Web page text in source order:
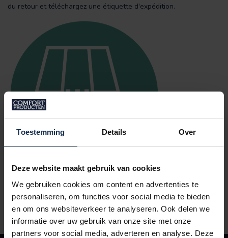
Toestemming Details Over
Deze website maakt gebruik van cookies
We gebruiken cookies om content en advertenties te
personaliseren, om functies voor social media te bieden
en om ons websiteverkeer te analyseren. Ook delen we
informatie over uw gebruik van onze site met onze
partners voor social media, adverteren en analyse. Deze
du retour et téléchargez une étiquette d'expédition.
PORTAIL DE RETOUR